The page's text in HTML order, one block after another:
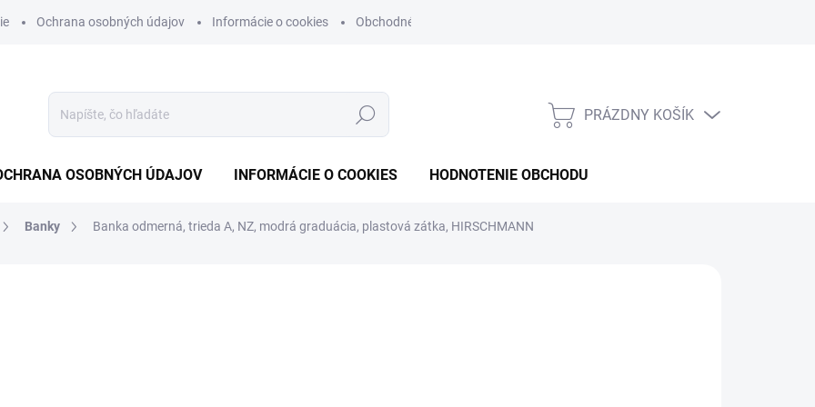
Ochrana osobných údajov Informácie o cookies Obchodné podmienky
Hľadať
NÁKUPNÝ
PRÁZDNY KOŠÍK
OSOBNÝCH ÚDAJOV INFORMÁCIE O COOKIES HODNOTENIE OBCHODU
Banky Banka odmerná, trieda A, NZ, modrá graduácia, plastová zátka, HIRSCHMANN